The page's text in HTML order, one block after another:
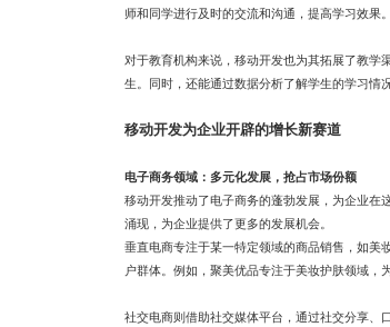
师和同学进行及时的交流和沟通，提高学习效果。
对于教育机构来说，移动开发也为其拓展了教学
生。同时，还能通过数据分析了解学生的学习情
移动开发为企业开辟的增长新赛道
电子商务领域：多元化发展，抢占市场份额
移动开发推动了电子商务的蓬勃发展，为企业在
涌现，为企业提供了更多的发展机会。
垂直电商专注于某一特定领域的商品销售，如美
户群体。例如，聚美优品专注于美妆护肤领域，
社交电商则借助社交媒体平台，通过社交分享、